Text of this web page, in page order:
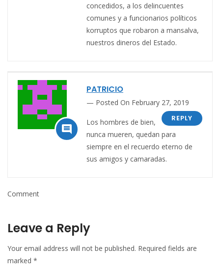
concedidos, a los delincuentes
comunes y a funcionarios políticos
korruptos que robaron a mansalva,
nuestros dineros del Estado.

PATRICIO
Posted On February 27, 2019
REPLY
Los hombres de bien,
nunca mueren, quedan para
siempre en el recuerdo eterno de
sus amigos y camaradas.
Comment
Leave a Reply
Your email address will not be published. Required fields are
marked *